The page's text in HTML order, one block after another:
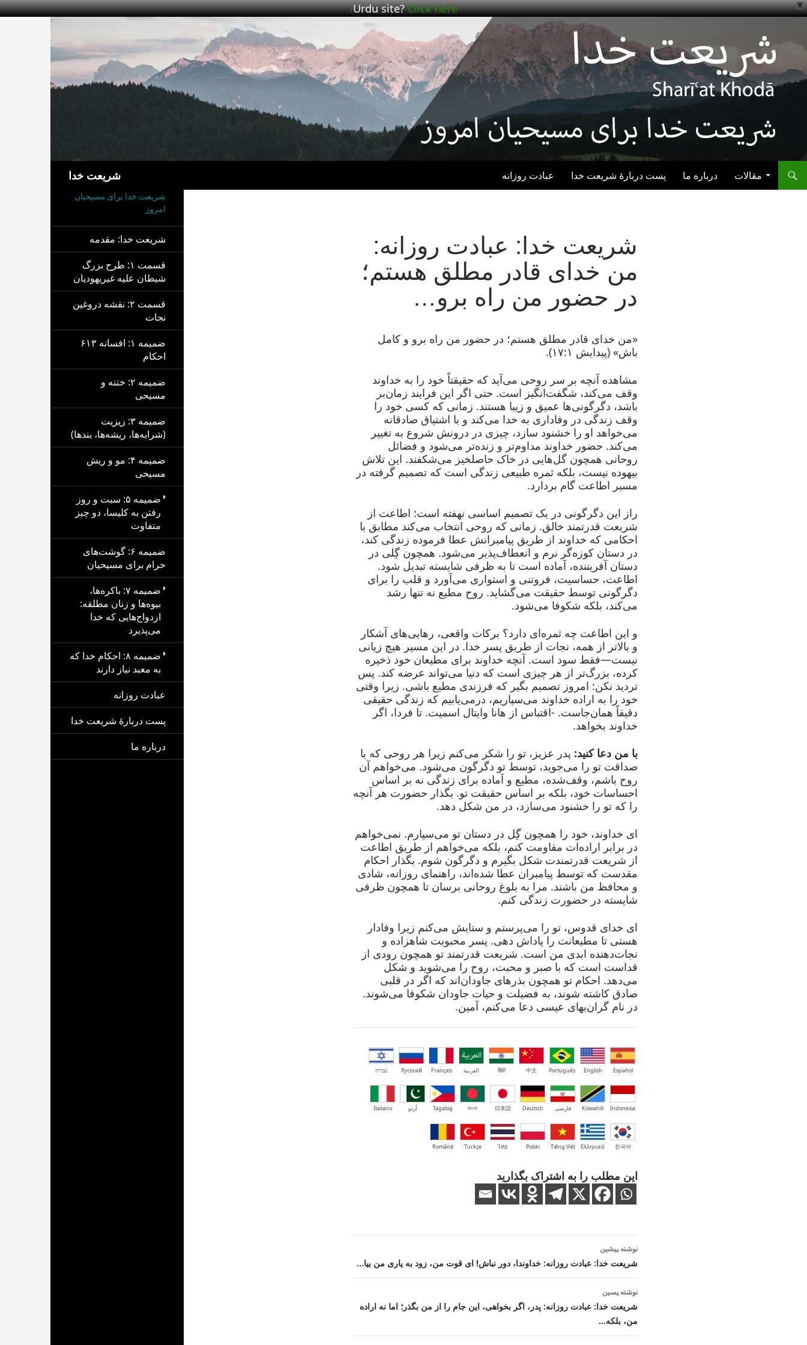
X
Urdu site?Click here!
شریعت خدا مقالات درباره ما پست دربارهٔ شریعت خدا عبادت روزانه
شریعت خدا: عبادت روزانه:
من خدای قادر مطلق هستم؛
در حضور من راه برو…
«من خدای قادر مطلق هستم؛ در حضور من راه برو و کامل
باش» (پیدایش ۱۷:۱).
مشاهده آنچه بر سر روحی می‌آید که حقیقتاً خود را به خداوند
وقف می‌کند، شگفت‌انگیز است. حتی اگر این فرایند زمان‌بر
باشد، دگرگونی‌ها عمیق و زیبا هستند. زمانی که کسی خود را
وقف زندگی در وفاداری به خدا می‌کند و با اشتیاق صادقانه
می‌خواهد او را خشنود سازد، چیزی در درونش شروع به تغییر
می‌کند. حضور خداوند مداوم‌تر و زنده‌تر می‌شود و فضائل
روحانی همچون گل‌هایی در خاک حاصلخیز می‌شکفند. این تلاش
بیهوده نیست، بلکه ثمره طبیعی زندگی است که تصمیم گرفته در
مسیر اطاعت گام بردارد.
راز این دگرگونی در یک تصمیم اساسی نهفته است: اطاعت از
شریعت قدرتمند خالق. زمانی که روحی انتخاب می‌کند مطابق با
احکامی که خداوند از طریق پیامبرانش عطا فرموده زندگی کند،
در دستان کوزه‌گر نرم و انعطاف‌پذیر می‌شود. همچون گِلی در
دستان آفریننده، آماده است تا به ظرفی شایسته تبدیل شود.
اطاعت، حساسیت، فروتنی و استواری می‌آورد و قلب را برای
دگرگونی توسط حقیقت می‌گشاید. روح مطیع نه تنها رشد
می‌کند، بلکه شکوفا می‌شود.
و این اطاعت چه ثمره‌ای دارد؟ برکات واقعی، رهایی‌های آشکار
و بالاتر از همه، نجات از طریق پسر خدا. در این مسیر هیچ زیانی
نیست—فقط سود است. آنچه خداوند برای مطیعان خود ذخیره
کرده، بزرگ‌تر از هر چیزی است که دنیا می‌تواند عرضه کند. پس
تردید نکن: امروز تصمیم بگیر که فرزندی مطیع باشی. زیرا وقتی
خود را به اراده خداوند می‌سپاریم، درمی‌یابیم که زندگی حقیقی
دقیقاً همان‌جاست. -اقتباس از هانا وایتال اسمیت. تا فردا، اگر
خداوند بخواهد.
با من دعا کنید: پدر عزیز، تو را شکر می‌کنم زیرا هر روحی که با
صداقت تو را می‌جوید، توسط تو دگرگون می‌شود. می‌خواهم آن
روح باشم، وقف‌شده، مطیع و آماده برای زندگی نه بر اساس
احساسات خود، بلکه بر اساس حقیقت تو. بگذار حضورت هر آنچه
را که تو را خشنود می‌سازد، در من شکل دهد.
ای خداوند، خود را همچون گِل در دستان تو می‌سپارم. نمی‌خواهم
در برابر اراده‌ات مقاومت کنم، بلکه می‌خواهم از طریق اطاعت
از شریعت قدرتمندت شکل بگیرم و دگرگون شوم. بگذار احکام
مقدست که توسط پیامبران عطا شده‌اند، راهنمای روزانه، شادی
و محافظ من باشند. مرا به بلوغ روحانی برسان تا همچون ظرفی
شایسته در حضورت زندگی کنم.
ای خدای قدوس، تو را می‌پرستم و ستایش می‌کنم زیرا وفادار
هستی تا مطیعانت را پاداش دهی. پسر محبوبت شاهزاده و
نجات‌دهنده ابدی من است. شریعت قدرتمند تو همچون رودی از
قداست است که با صبر و محبت، روح را می‌شوید و شکل
می‌دهد. احکام تو همچون بذرهای جاودان‌اند که اگر در قلبی
صادق کاشته شوند، به فضیلت و حیات جاودان شکوفا می‌شوند.
در نام گران‌بهای عیسی دعا می‌کنم، آمین.
Español
English
Português
中文
हिंदी العربية Français
Русский עברית
Indonesia
Kiswahili فارسی Deutsch
日本語
বাংলা
Tagalog اُردو Italiano
한국어
Ελληνικά
Tiếng Việt
Polski
ไทย
Türkçe
Română
این مطلب را به اشتراک بگذارید
ناوبری
نوشته
نوشته پیشین
شریعت خدا: عبادت روزانه: خداوندا، دور نباش! ای قوت من، زود به یاری من بیا…
نوشته پسین
شریعت خدا: عبادت روزانه: پدر، اگر بخواهی، این جام را از من بگذر؛ اما نه اراده
من، بلکه…
شریعت خدا برای مسیحیان
امروز
شریعت خدا: مقدمه
قسمت ۱: طرح بزرگ
شیطان علیه غیریهودیان
قسمت ۲: نقشه دروغین
نجات
ضمیمه ۱: افسانه ۶۱۳
احکام
ضمیمه ۲: ختنه و
مسیحی
ضمیمه ۳: زیزیت
(شرابه‌ها، ریشه‌ها، بندها)
ضمیمه ۴: مو و ریش
مسیحی
ضمیمه ۵: سبت و روز
رفتن به کلیسا، دو چیز
متفاوت
ضمیمه ۶: گوشت‌های
حرام برای مسیحیان
ضمیمه ۷: باکره‌ها،
بیوه‌ها و زنان مطلقه:
ازدواج‌هایی که خدا
می‌پذیرد
ضمیمه ۸: احکام خدا که
به معبد نیاز دارند
عبادت روزانه
پست دربارهٔ شریعت خدا
درباره ما